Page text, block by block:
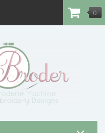
0